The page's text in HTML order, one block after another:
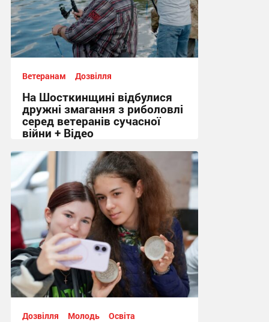
Ветеранам Дозвілля
На Шосткинщині відбулися
дружні змагання з риболовлі
серед ветеранів сучасної
війни + Відео
22:05, 31.07.2026
Дозвілля Молодь Освіта